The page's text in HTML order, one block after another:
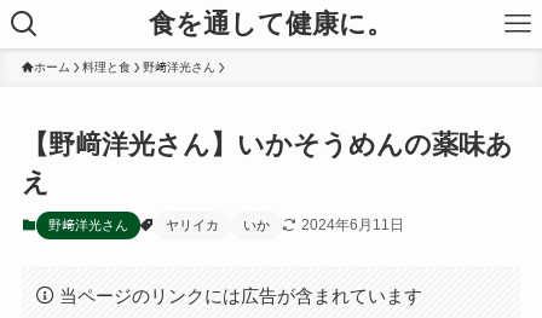
食を通して健康に。
ホーム 料理と食 野﨑洋光さん
【野﨑洋光さん】いかそうめんの薬味あ
え
野﨑洋光さん ヤリイカ いか 2024年6月11日
当ページのリンクには広告が含まれています